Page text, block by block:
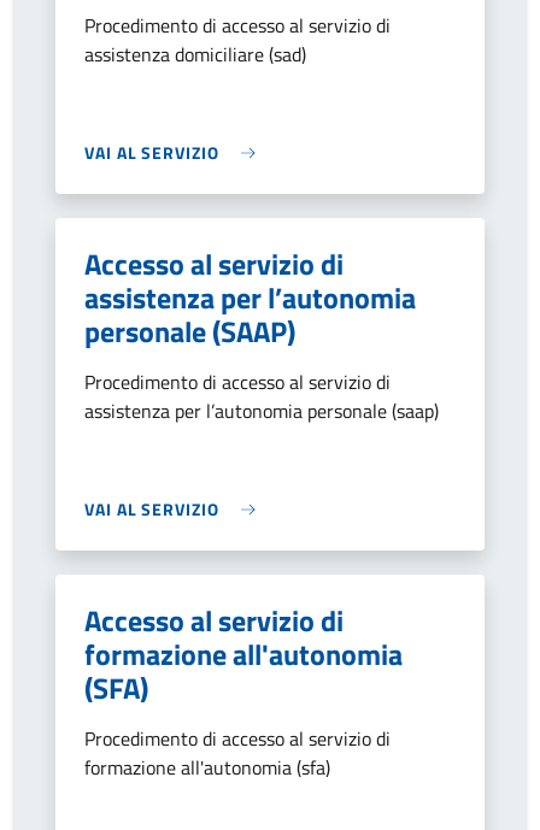
Procedimento di accesso al servizio di
assistenza domiciliare (sad)
VAI AL SERVIZIO
Accesso al servizio di
assistenza per l’autonomia
personale (SAAP)
Procedimento di accesso al servizio di
assistenza per l’autonomia personale (saap)
VAI AL SERVIZIO
Accesso al servizio di
formazione all'autonomia
(SFA)
Procedimento di accesso al servizio di
formazione all'autonomia (sfa)